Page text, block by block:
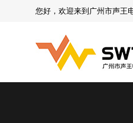
您好，欢迎来到广州市声王